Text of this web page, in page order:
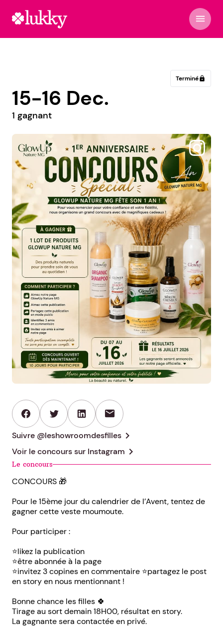
menu
Terminélock
15-16 Dec.
1 gagnant
@leshowroomdesfilles
mail
Suivre @leshowroomdesfilles chevron_right
Voir le concours sur Instagram chevron_right
Le concours
CONCOURS 🎁
Pour le 15ème jour du calendrier de l’Avent, tentez de
gagner cette veste moumoute.
Pour participer :
⭐️likez la publication
⭐️être abonnée à la page
⭐️invitez 3 copines en commentaire ⭐️partagez le post
en story en nous mentionnant !
Bonne chance les filles 🍀
Tirage au sort demain 18H00, résultat en story.
La gagnante sera contactée en privé.